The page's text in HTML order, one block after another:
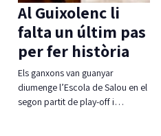
Al Guixolenc li
falta un últim pas
per fer història
Els ganxons van guanyar
diumenge l’Escola de Salou en el
segon partit de play-off i…